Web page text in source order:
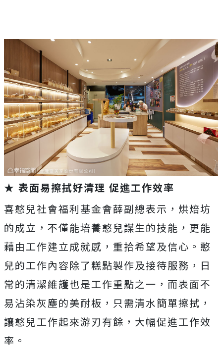
★ 表面易擦拭好清理 促進工作效率
喜憨兒社會福利基金會薛副總表示，烘焙坊
的成立，不僅能培養憨兒謀生的技能，更能
藉由工作建立成就感，重拾希望及信心。憨
兒的工作內容除了糕點製作及接待服務，日
常的清潔維護也是工作重點之一，而表面不
易沾染灰塵的美耐板，只需清水簡單擦拭，
讓憨兒工作起來游刃有餘，大幅促進工作效
率。